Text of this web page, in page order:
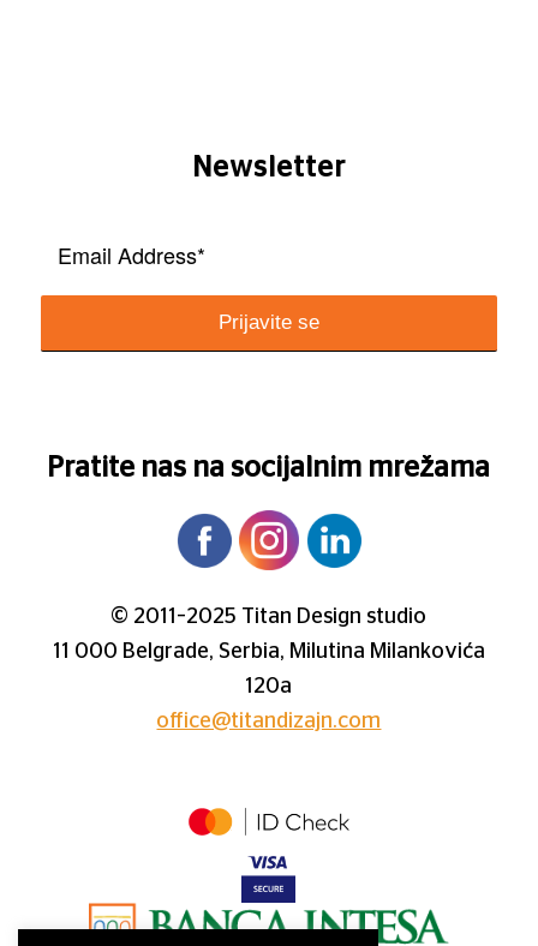
Newsletter
Pratite nas na socijalnim mrežama
© 2011–2025 Titan Design studio
11 000 Belgrade, Serbia, Milutina Milankovića
120a
office@titandizajn.com